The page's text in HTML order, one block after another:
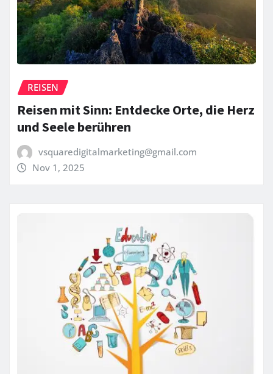
REISEN
Reisen mit Sinn: Entdecke Orte, die Herz
und Seele berühren
vsquaredigitalmarketing@gmail.com
Nov 1, 2025